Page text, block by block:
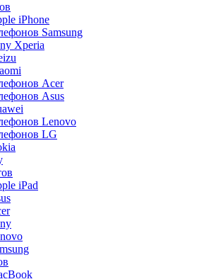
iPhone
Samsung
Xperia
Acer
Asus
Lenovo
LG
iPad